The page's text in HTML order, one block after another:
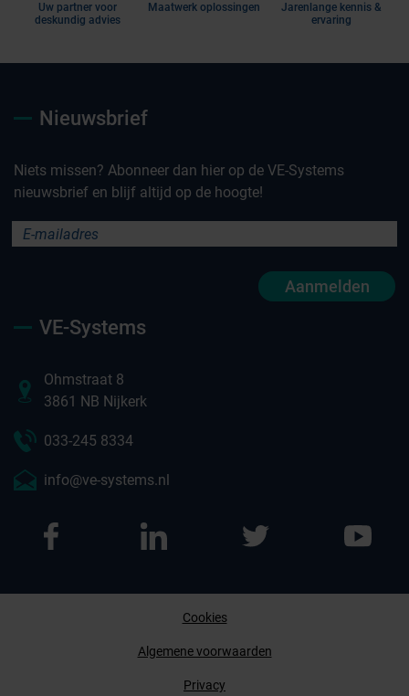
Uw partner voor
deskundig advies
Maatwerk oplossingen
Jarenlange kennis &
ervaring
Nieuwsbrief
Niets missen? Abonneer dan hier op de VE-Systems
nieuwsbrief en blijf altijd op de hoogte!
Aanmelden
VE-Systems
Ohmstraat 8
3861 NB Nijkerk
033-245 8334
info@ve-systems.nl
Cookies
Algemene voorwaarden
Privacy
Afspraak maken